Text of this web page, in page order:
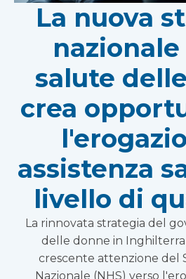
La nuova
salute
crea
assistenza
livello di
La rinnovata strategia del
delle donne in
crescente attenzione del
Nazionale (NHS) verso